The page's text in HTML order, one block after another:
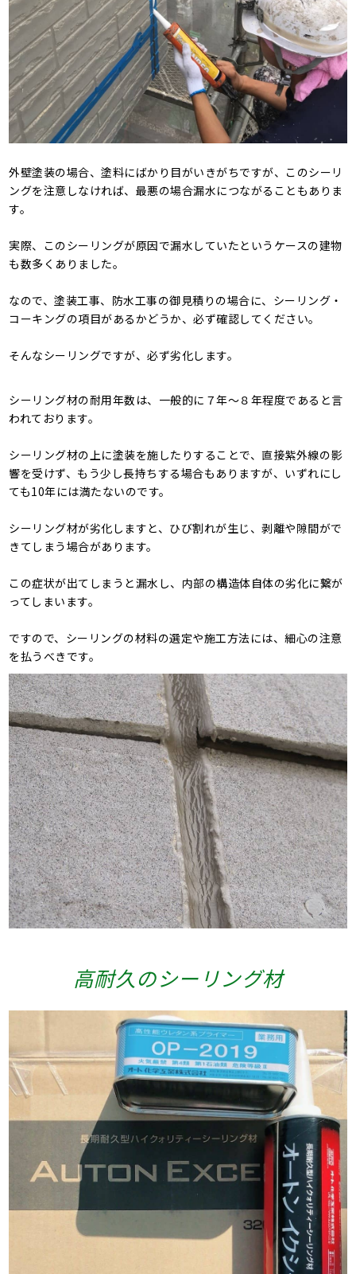
外壁塗装の場合、塗料にばかり目がいきがちですが、このシーリ
ングを注意しなければ、最悪の場合漏水につながることもありま
す。
実際、このシーリングが原因で漏水していたというケースの建物
も数多くありました。
なので、塗装工事、防水工事の御見積りの場合に、シーリング・
コーキングの項目があるかどうか、必ず確認してください。
そんなシーリングですが、必ず劣化します。
シーリング材の耐用年数は、一般的に７年～８年程度であると言
われております。
シーリング材の上に塗装を施したりすることで、直接紫外線の影
響を受けず、もう少し長持ちする場合もありますが、いずれにし
ても10年には満たないのです。
シーリング材が劣化しますと、ひび割れが生じ、剥離や隙間がで
きてしまう場合があります。
この症状が出てしまうと漏水し、内部の構造体自体の劣化に繋が
ってしまいます。
ですので、シーリングの材料の選定や施工方法には、細心の注意
を払うべきです。
高耐久のシーリング材